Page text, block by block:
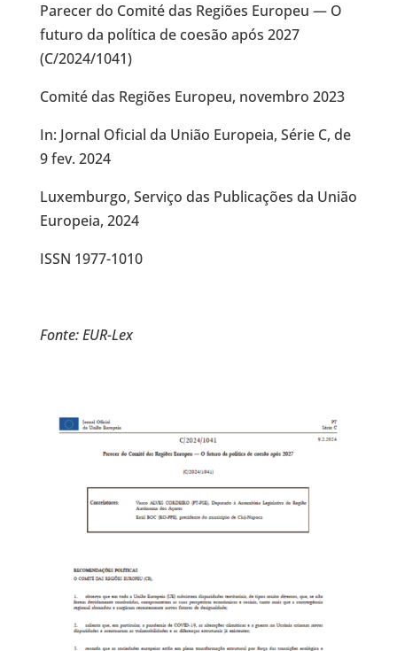
Parecer do Comité das Regiões Europeu — O
futuro da política de coesão após 2027
(C/2024/1041)
Comité das Regiões Europeu, novembro 2023
In: Jornal Oficial da União Europeia, Série C, de
9 fev. 2024
Luxemburgo, Serviço das Publicações da União
Europeia, 2024
ISSN 1977-1010
Fonte: EUR-Lex